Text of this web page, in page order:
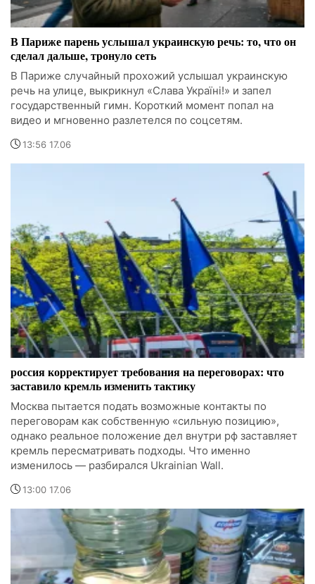
В Париже парень услышал украинскую речь: то, что он
сделал дальше, тронуло сеть
В Париже случайный прохожий услышал украинскую
речь на улице, выкрикнул «Слава Україні!» и запел
государственный гимн. Короткий момент попал на
видео и мгновенно разлетелся по соцсетям.
13:56 17.06
россия корректирует требования на переговорах: что
заставило кремль изменить тактику
Москва пытается подать возможные контакты по
переговорам как собственную «сильную позицию»,
однако реальное положение дел внутри рф заставляет
кремль пересматривать подходы. Что именно
изменилось — разбирался Ukrainian Wall.
13:00 17.06